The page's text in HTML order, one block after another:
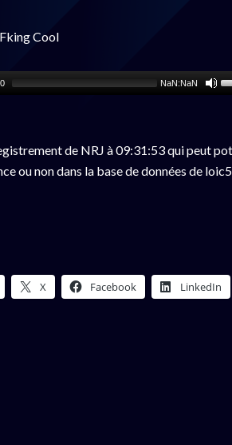
Cool
NaN:NaN
de NRJ à 09:31:53 qui peut
ou non dans la base de données de
X Facebook LinkedIn